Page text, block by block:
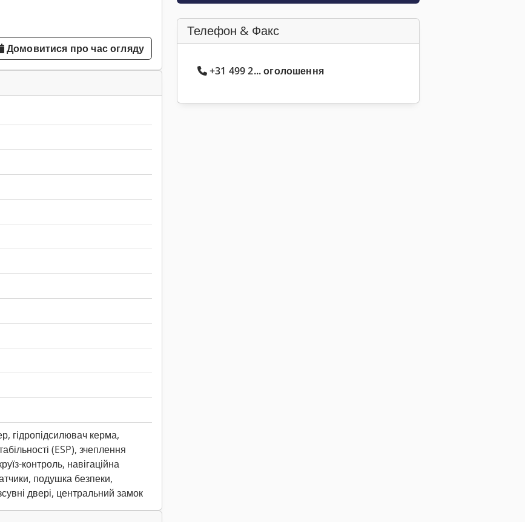
Домовитися про час огляду
гідропідсилювач керма,
(ESP), зчеплення
контроль, навігаційна
подушка безпеки,
двері, центральний замок
Телефон & Факс
+31 499 2... оголошення